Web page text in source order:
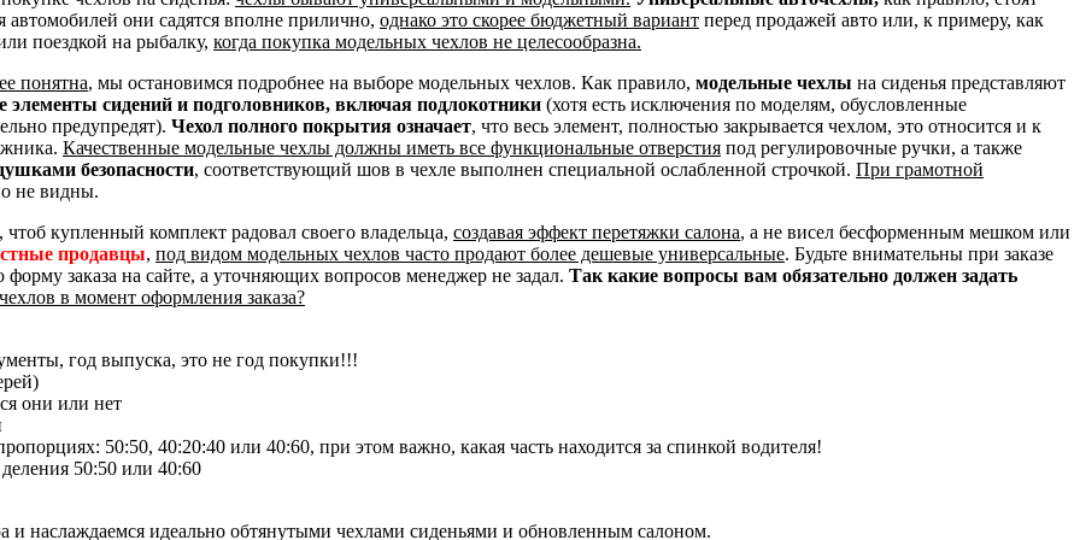
они садятся вполне прилично, однако это скорее бюджетный вариант перед продажей авто или, к примеру, как
поездкой на рыбалку, когда покупка модельных чехлов не целесообразна.
понятна, мы остановимся подробнее на выборе модельных чехлов. Как правило, модельные чехлы на сиденья представляют
элементы сидений и подголовников, включая подлокотники (хотя есть исключения по моделям, обусловленные
предупредят). Чехол полного покрытия означает, что весь элемент, полностью закрывается чехлом, это относится и к
Качественные модельные чехлы должны иметь все функциональные отверстия под регулировочные ручки, а также
безопасности, соответствующий шов в чехле выполнен специальной ослабленной строчкой. При грамотной
не видны.
, чтоб купленный комплект радовал своего владельца, создавая эффект перетяжки салона, а не висел бесформенным мешком или
продавцы, под видом модельных чехлов часто продают более дешевые универсальные. Будьте внимательны при заказе
заказа на сайте, а уточняющих вопросов менеджер не задал. Так какие вопросы вам обязательно должен задать
в момент оформления заказа?
год выпуска, это не год покупки!!!
они или нет
50:50, 40:20:40 или 40:60, при этом важно, какая часть находится за спинкой водителя!
50:50 или 40:60
наслаждаемся идеально обтянутыми чехлами сиденьями и обновленным салоном.